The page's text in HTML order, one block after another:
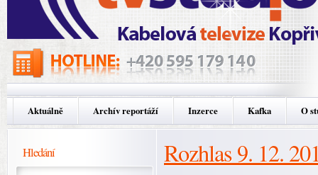
Aktuálně Archív reportáží Inzerce Kafka O
Hledání Rozhlas 9. 12.